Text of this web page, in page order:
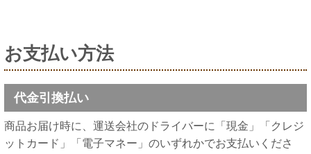
お支払い方法
代金引換払い
商品お届け時に、運送会社のドライバーに「現金」「クレジ
ットカード」「電子マネー」のいずれかでお支払いくださ